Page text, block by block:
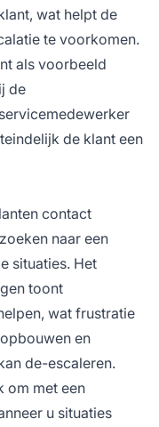
wat helpt de
te voorkomen.
als voorbeeld
de
de klant een
contact
naar een
situaties. Het
toont
wat frustratie
en
de-escaleren.
om met een
u situaties